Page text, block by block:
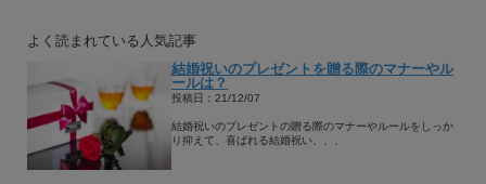
よく読まれている人気記事
結婚祝いのプレゼントを贈る際のマナーやル
ールは？
投稿日：21/12/07
結婚祝いのプレゼントの贈る際のマナーやルールをしっか
り抑えて、喜ばれる結婚祝い、、、